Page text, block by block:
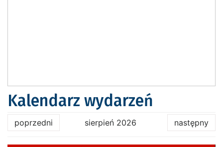
Kalendarz wydarzeń
poprzedni sierpień 2026 następny